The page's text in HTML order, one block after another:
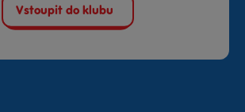
Vstoupit do klubu